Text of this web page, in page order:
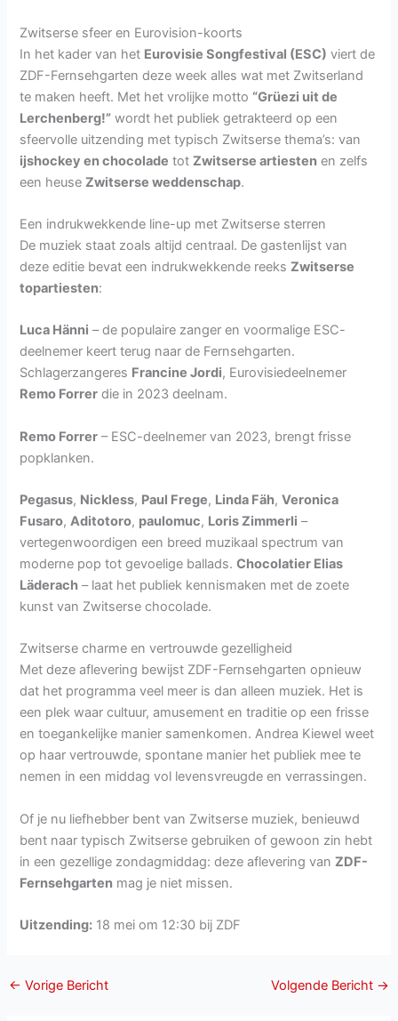
Zwitserse sfeer en Eurovision-koorts
In het kader van het Eurovisie Songfestival (ESC) viert de
ZDF-Fernsehgarten deze week alles wat met Zwitserland
te maken heeft. Met het vrolijke motto “Grüezi uit de
Lerchenberg!” wordt het publiek getrakteerd op een
sfeervolle uitzending met typisch Zwitserse thema’s: van
ijshockey en chocolade totZwitserse artiesten en zelfs
een heuseZwitserse weddenschap.
Een indrukwekkende line-up met Zwitserse sterren
De muziek staat zoals altijd centraal. De gastenlijst van
deze editie bevat een indrukwekkende reeksZwitserse
topartiesten:
Luca Hänni – de populaire zanger en voormalige ESC-
deelnemer keert terug naar de Fernsehgarten.
Schlagerzangeres Francine Jordi, Eurovisiedeelnemer
Remo Forrer die in 2023 deelnam.
Remo Forrer – ESC-deelnemer van 2023, brengt frisse
popklanken.
Pegasus, Nickless, Paul Frege, Linda Fäh,Veronica
Fusaro,Aditotoro, paulomuc, Loris Zimmerli –
vertegenwoordigen een breed muzikaal spectrum van
moderne pop tot gevoelige ballads.Chocolatier Elias
Läderach – laat het publiek kennismaken met de zoete
kunst van Zwitserse chocolade.
Zwitserse charme en vertrouwde gezelligheid
Met deze aflevering bewijst ZDF-Fernsehgarten opnieuw
dat het programma veel meer is dan alleen muziek. Het is
een plek waar cultuur, amusement en traditie op een frisse
en toegankelijke manier samenkomen. Andrea Kiewel weet
op haar vertrouwde, spontane manier het publiek mee te
nemen in een middag vol levensvreugde en verrassingen.
Of je nu liefhebber bent van Zwitserse muziek, benieuwd
bent naar typisch Zwitserse gebruiken of gewoon zin hebt
in een gezellige zondagmiddag: deze aflevering vanZDF-
Fernsehgarten mag je niet missen.
Uitzending: 18 mei om 12:30 bij ZDF
← Vorige Bericht Volgende Bericht →